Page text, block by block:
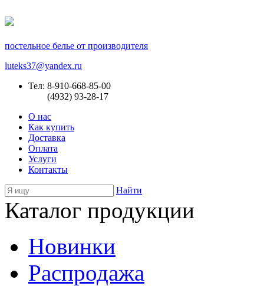
постельное белье от производителя
luteks37@yandex.ru
Тел: 8-910-668-85-00
(4932) 93-28-17
О нас
Как купить
Доставка
Оплата
Услуги
Контакты
Найти
Каталог продукции
Новинки
Распродажа